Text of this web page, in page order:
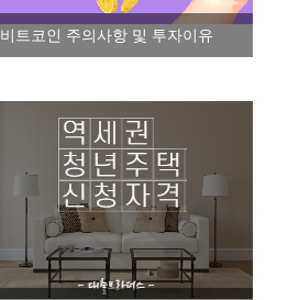
비트코인 주의사항 및 투자이유